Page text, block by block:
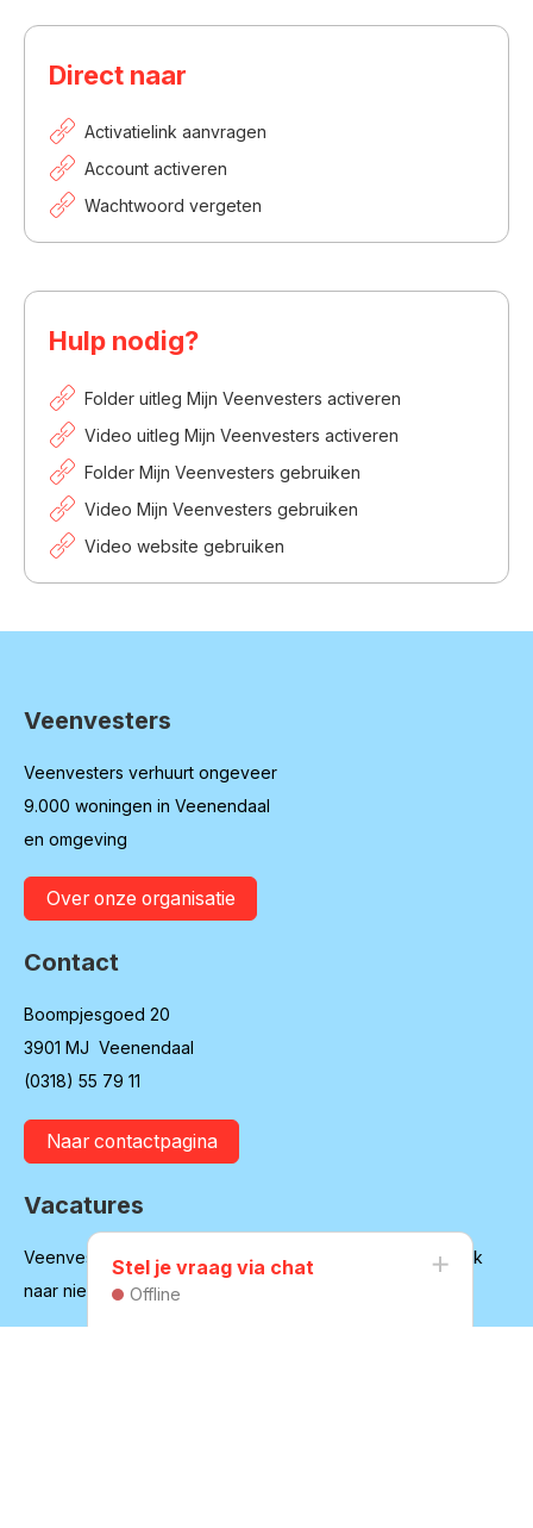
Direct naar
Activatielink aanvragen
Account activeren
Wachtwoord vergeten
Hulp nodig?
Folder uitleg Mijn Veenvesters activeren
Video uitleg Mijn Veenvesters activeren
Folder Mijn Veenvesters gebruiken
Video Mijn Veenvesters gebruiken
Video website gebruiken
Contactinformatie
Veenvesters
Veenvesters verhuurt ongeveer
9.000 woningen in Veenendaal
en omgeving
Over onze organisatie
Contact
Boompjesgoed 20
3901 MJ Veenendaal
(0318) 55 79 11
Naar contactpagina
Vacatures
Veenvesters blijft in ontwikkeling en is regelmatig op zoek
naar nieuwe medewerkers
Stel je vraag via chat
Offline